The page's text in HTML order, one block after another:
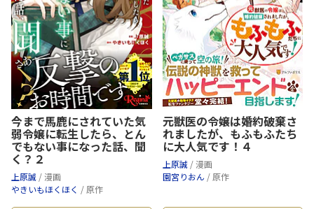
今まで馬鹿にされていた気
弱令嬢に転生したら、とん
でもない事になった話、聞
く？２
上原誠 / 漫画
やきいもほくほく / 原作
元獣医の令嬢は婚約破棄さ
れましたが、もふもふたち
に大人気です！４
上原誠 / 漫画
園宮りおん / 原作